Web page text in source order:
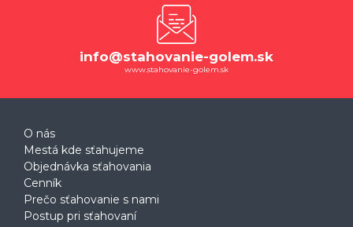
info@stahovanie-golem.sk
www.stahovanie-golem.sk
O nás
Mestá kde sťahujeme
Objednávka sťahovania
Cenník
Prečo sťahovanie s nami
Postup pri sťahovaní